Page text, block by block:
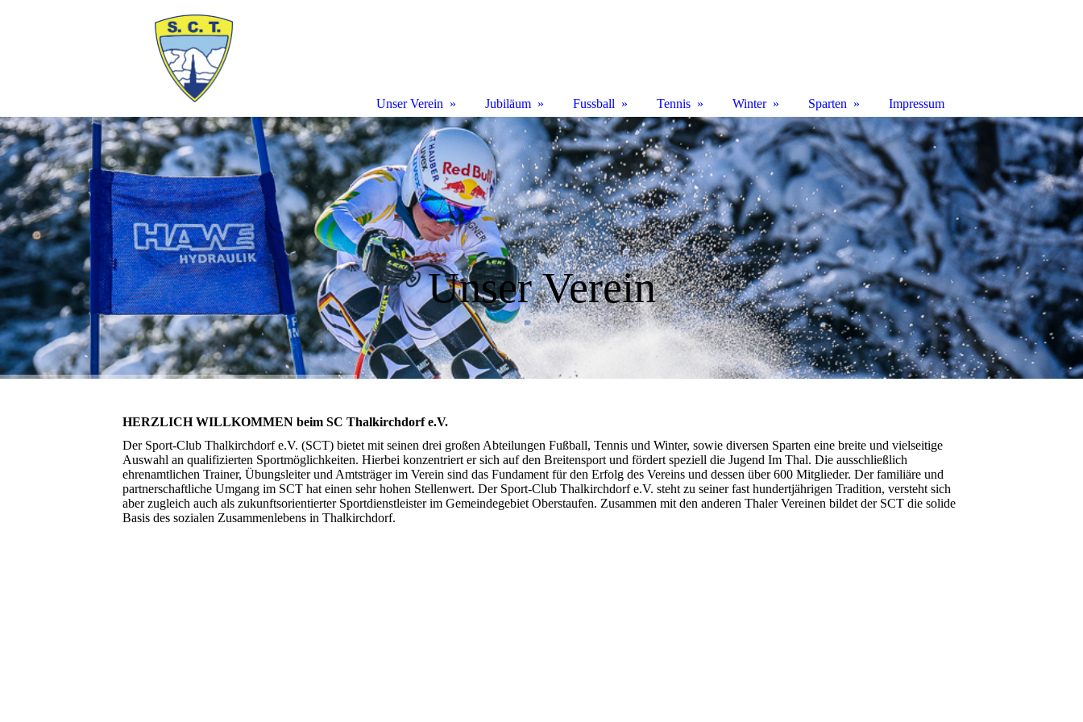
Unser Verein
HERZLICH WILLKOMMEN beim SC Thalkirchdorf e.V.
Der Sport-Club Thalkirchdorf e.V. (SCT) bietet mit seinen drei großen Abteilungen Fußball, Tennis und Winter, sowie diversen Sparten eine breite und vielseitige
Auswahl an qualifizierten Sportmöglichkeiten. Hierbei konzentriert er sich auf den Breitensport und fördert speziell die Jugend Im Thal. Die ausschließlich
ehrenamtlichen Trainer, Übungsleiter und Amtsträger im Verein sind das Fundament für den Erfolg des Vereins und dessen über 600 Mitglieder. Der familiäre und
partnerschaftliche Umgang im SCT hat einen sehr hohen Stellenwert. Der Sport-Club Thalkirchdorf e.V. steht zu seiner fast hundertjährigen Tradition, versteht sich
aber zugleich auch als zukunftsorientierter Sportdienstleister im Gemeindegebiet Oberstaufen. Zusammen mit den anderen Thaler Vereinen bildet der SCT die solide
Basis des sozialen Zusammenlebens in Thalkirchdorf.
Unser Verein Jubiläum Fussball Tennis Winter Sparten Impressum